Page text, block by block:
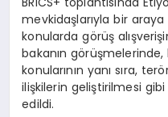
mevkidaşlarıyla bir
konularda görüş
bakanın
konularının yanı sıra,
ilişkilerin geliştirilmesi gibi
edildi.